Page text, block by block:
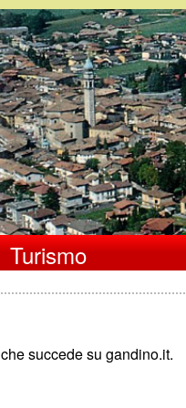
Turismo
succede su gandino.it.